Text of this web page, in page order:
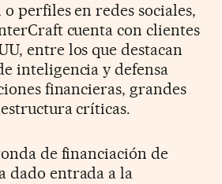
perfiles en redes sociales,
cuenta con clientes
entre los que destacan
inteligencia y defensa
financieras, grandes
críticas.
de financiación de
dado entrada a la